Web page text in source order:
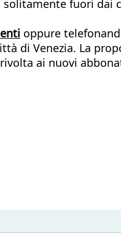
fuori dai
oppure
di Venezia. La
ai nuovi